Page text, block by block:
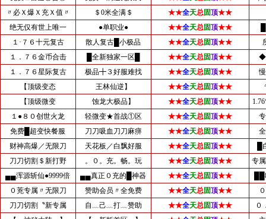
〃必Ｘ爆Ｘ充Ｘ值〃
＄0米全满＄ ★★全天总固顶★★
绝无仅有世上唯一
●单职业● ★★全天总固顶★★
１·７６十元复古
散人复古█小极品 ★★全天总固顶★★
１．７６金币合击
█全新独家一区█ ★★全天总固顶★★
◆
１．７６星际复古
极品╋３好服难找 ★★全天总固顶★★
【顶级变态
王林仙逆】 ★★全天总固顶★★
【顶级微变
蚀龙大极品】 ★★全天总固顶★★
１●８０创世火龙
轻微变★首战①区 ★★全天总固顶★★
免费█超变快餐服
刀刀吸血刀刀麻痹 ★★全天总固顶★★
财神高爆／无限刀
天花板／白飘好服 ★★全天总固顶★★
刀刀切割＄新打野
。０。充。畅。玩 ★★全天总固顶★★
专
▄▄浑源斩仙●9999倍
▄▄真正０充的█神器 ★★全天总固顶★★
０茺专属〃无限刀
赞助会员〃全免费 ★★全天总固顶★★
刀刀切割〝新专属
自﹏己﹏打﹏赞助 ★★全天总固顶★★
０